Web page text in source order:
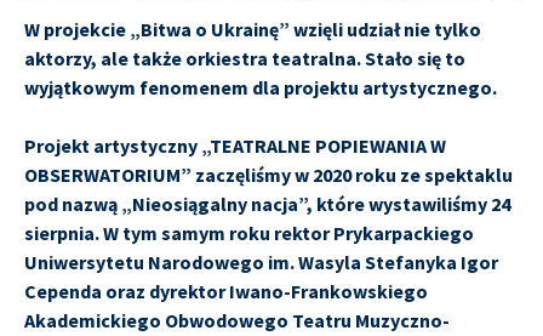
W projekcie „Bitwa o Ukrainę” wzięli udział nie tylko
aktorzy, ale także orkiestra teatralna. Stało się to
wyjątkowym fenomenem dla projektu artystycznego.
Projekt artystyczny „TEATRALNE POPIEWANIA W
OBSERWATORIUM” zaczęliśmy w 2020 roku ze spektaklu
pod nazwą „Nieosiągalny nacja”, które wystawiliśmy 24
sierpnia. W tym samym roku rektor Prykarpackiego
Uniwersytetu Narodowego im. Wasyla Stefanyka Igor
Cependa oraz dyrektor Iwano-Frankowskiego
Akademickiego Obwodowego Teatru Muzyczno-